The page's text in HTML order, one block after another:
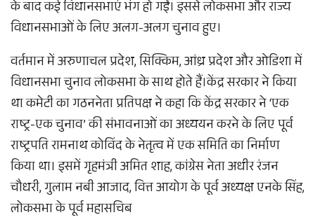
के बाद कई विधानसभाएं भंग हो गईं। इससे लोकसभा और राज्य
विधानसभाओं के लिए अलग-अलग चुनाव हुए।
वर्तमान में अरुणाचल प्रदेश, सिक्किम, आंध्र प्रदेश और ओडिशा में
विधानसभा चुनाव लोकसभा के साथ होते हैं।केंद्र सरकार ने किया
था कमेटी का गठननेता प्रतिपक्ष ने कहा कि केंद्र सरकार ने ‘एक
राष्ट्र-एक चुनाव’ की संभावनाओं का अध्ययन करने के लिए पूर्व
राष्ट्रपति रामनाथ कोविंद के नेतृत्व में एक समिति का निर्माण
किया था। इसमें गृहमंत्री अमित शाह, कांग्रेस नेता अधीर रंजन
चौधरी, गुलाम नबी आजाद, वित्त आयोग के पूर्व अध्यक्ष एनके सिंह,
लोकसभा के पूर्व महासचिब